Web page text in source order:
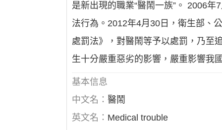
是新出現的職業“醫鬧一族”。 2006年
法行為。2012年4月30日，衛生部、
處罰法》，對醫鬧等予以處罰，乃至
生十分嚴重惡劣的影響，嚴重影響我
基本信息
中文名：醫鬧
英文名： Medical trouble